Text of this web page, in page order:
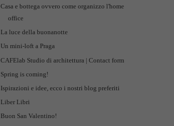
Casa e bottega ovvero come organizzo l'home
office
La luce della buonanotte
Un mini-loft a Praga
CAFElab Studio di architettura | Contact form
Spring is coming!
Ispirazioni e idee, ecco i nostri blog preferiti
Liber Libri
Buon San Valentino!